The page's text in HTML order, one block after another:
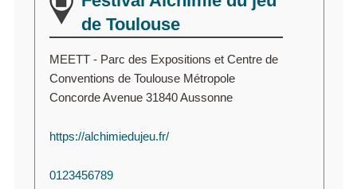
de Toulouse
MEETT - Parc des Expositions et Centre de
Conventions de Toulouse Métropole
Concorde Avenue 31840 Aussonne
https://alchimiedujeu.fr/
0123456789